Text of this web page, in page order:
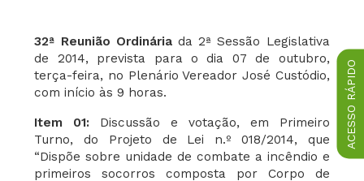
ACESSO RÁPIDO
32ª Reunião Ordináriada 2ª Sessão Legislativa
de 2014, prevista para o dia 07 de outubro,
terça-feira, no Plenário Vereador José Custódio,
com início às 9 horas.
Item 01: Discussão e votação, em Primeiro
Turno, do Projeto de Lei n.º 018/2014, que
“Dispõe sobre unidade de combate a incêndio e
primeiros socorros composta por Corpo de